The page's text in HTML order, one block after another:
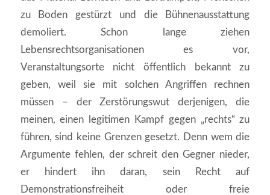
zu Boden gestürzt und die Bühnenausstattung
demoliert. Schon lange ziehen
Lebensrechtsorganisationen es vor,
Veranstaltungsorte nicht öffentlich bekannt zu
geben, weil sie mit solchen Angriffen rechnen
müssen – der Zerstörungswut derjenigen, die
meinen, einen legitimen Kampf gegen „rechts“ zu
führen, sind keine Grenzen gesetzt. Denn wem die
Argumente fehlen, der schreit den Gegner nieder,
er hindert ihn daran, sein Recht auf
Demonstrationsfreiheit oder freie